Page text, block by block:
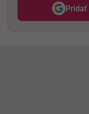
Pridať